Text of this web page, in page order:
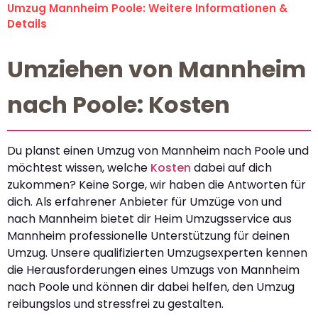
Umzug Mannheim Poole: Weitere Informationen &
Details
Umziehen von Mannheim
nach Poole: Kosten
Du planst einen Umzug von Mannheim nach Poole und
möchtest wissen, welche Kosten dabei auf dich
zukommen? Keine Sorge, wir haben die Antworten für
dich. Als erfahrener Anbieter für Umzüge von und
nach Mannheim bietet dir Heim Umzugsservice aus
Mannheim professionelle Unterstützung für deinen
Umzug. Unsere qualifizierten Umzugsexperten kennen
die Herausforderungen eines Umzugs von Mannheim
nach Poole und können dir dabei helfen, den Umzug
reibungslos und stressfrei zu gestalten.